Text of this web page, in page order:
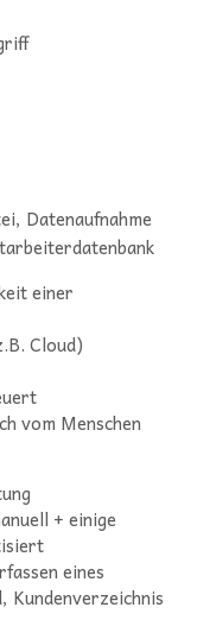
Datenaufnahme
einer
Cloud)
vom Menschen
+ einige
eines
Kundenverzeichnis